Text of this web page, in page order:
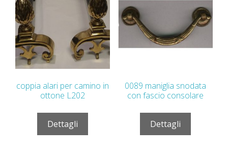
coppia alari per camino in
ottone L202
Dettagli
0089 maniglia snodata
con fascio consolare
Dettagli